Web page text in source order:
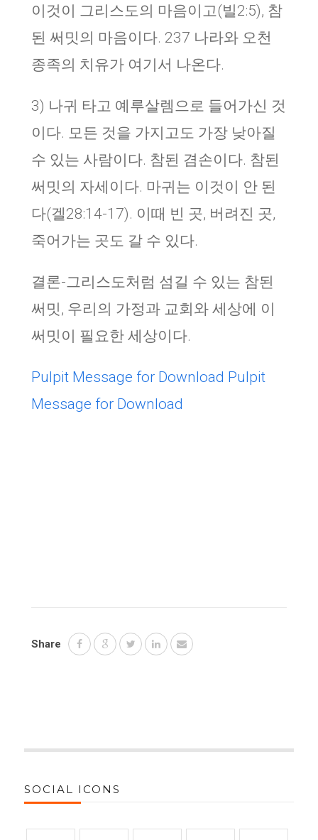
이것이 그리스도의 마음이고(빌2:5), 참
된 써밋의 마음이다. 237 나라와 오천
종족의 치유가 여기서 나온다.
3) 나귀 타고 예루살렘으로 들어가신 것
이다. 모든 것을 가지고도 가장 낮아질
수 있는 사람이다. 참된 겸손이다. 참된
써밋의 자세이다. 마귀는 이것이 안 된
다(겔28:14-17). 이때 빈 곳, 버려진 곳,
죽어가는 곳도 갈 수 있다.
결론-그리스도처럼 섬길 수 있는 참된
써밋, 우리의 가정과 교회와 세상에 이
써밋이 필요한 세상이다.
Pulpit Message for Download Pulpit
Message for Download
Share
SOCIAL ICONS